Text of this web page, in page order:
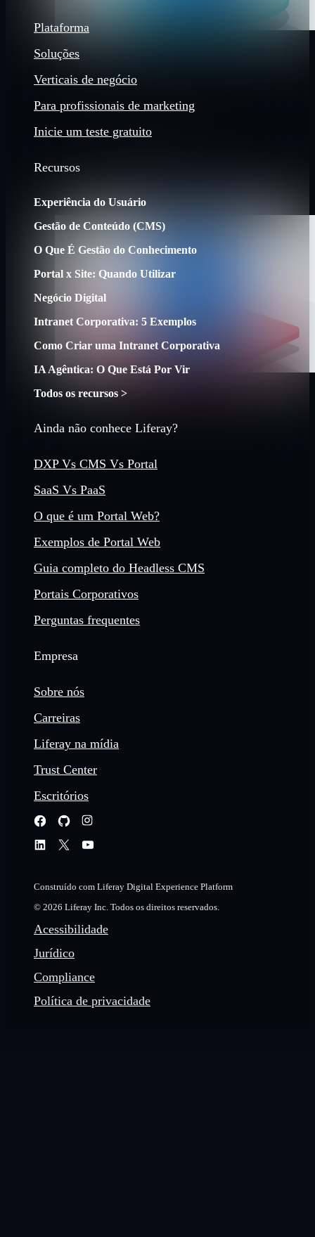
Plataforma
Soluções
Verticais de negócio
Para profissionais de marketing
Inicie um teste gratuito
Recursos
Experiência do Usuário
Gestão de Conteúdo (CMS)
O Que É Gestão do Conhecimento
Portal x Site: Quando Utilizar
Negócio Digital
Intranet Corporativa: 5 Exemplos
Como Criar uma Intranet Corporativa
IA Agêntica: O Que Está Por Vir
Todos os recursos >
Ainda não conhece Liferay?
DXP Vs CMS Vs Portal
SaaS Vs PaaS
O que é um Portal Web?
Exemplos de Portal Web
Guia completo do Headless CMS
Portais Corporativos
Perguntas frequentes
Empresa
Sobre nós
Carreiras
Liferay na mídia
Trust Center
Escritórios
Construído com Liferay Digital Experience Platform
© 2026 Liferay Inc. Todos os direitos reservados.
Acessibilidade
Jurídico
Compliance
Política de privacidade